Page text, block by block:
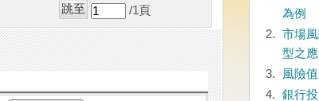
/1 頁
為例
2.
市場
型之
3.
風險
4.
銀行